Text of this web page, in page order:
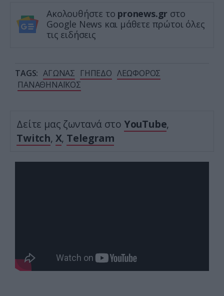
Ακολουθήστε το pronews.gr στο
Google News και μάθετε πρώτοι όλες
τις ειδήσεις
TAGS: ΑΓΩΝΑΣ ΓΗΠΕΔΟ ΛΕΩΦΟΡΟΣ
ΠΑΝΑΘΗΝΑΪΚΟΣ
Δείτε μας ζωντανά στο YouTube,
Twitch, X, Telegram